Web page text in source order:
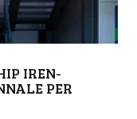
IREN-
PER